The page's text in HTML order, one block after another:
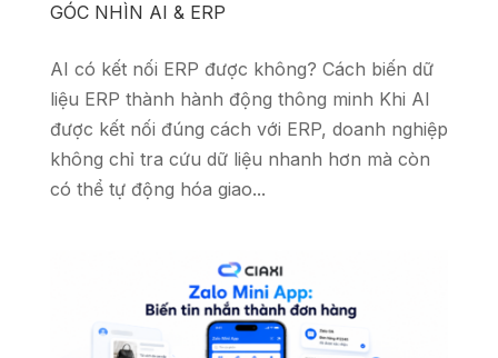
GÓC NHÌN AI & ERP
AI có kết nối ERP được không? Cách biến dữ
liệu ERP thành hành động thông minh Khi AI
được kết nối đúng cách với ERP, doanh nghiệp
không chỉ tra cứu dữ liệu nhanh hơn mà còn
có thể tự động hóa giao...